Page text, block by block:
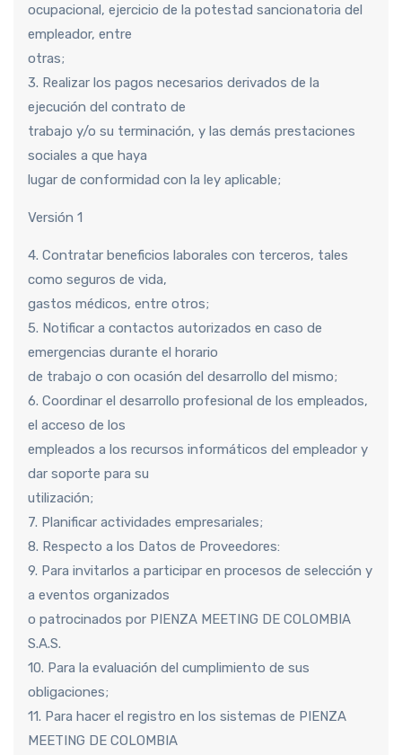
ocupacional, ejercicio de la potestad sancionatoria del
empleador, entre
otras;
3. Realizar los pagos necesarios derivados de la
ejecución del contrato de
trabajo y/o su terminación, y las demás prestaciones
sociales a que haya
lugar de conformidad con la ley aplicable;
Versión 1
4. Contratar beneficios laborales con terceros, tales
como seguros de vida,
gastos médicos, entre otros;
5. Notificar a contactos autorizados en caso de
emergencias durante el horario
de trabajo o con ocasión del desarrollo del mismo;
6. Coordinar el desarrollo profesional de los empleados,
el acceso de los
empleados a los recursos informáticos del empleador y
dar soporte para su
utilización;
7. Planificar actividades empresariales;
8. Respecto a los Datos de Proveedores:
9. Para invitarlos a participar en procesos de selección y
a eventos organizados
o patrocinados por PIENZA MEETING DE COLOMBIA
S.A.S.
10. Para la evaluación del cumplimiento de sus
obligaciones;
11. Para hacer el registro en los sistemas de PIENZA
MEETING DE COLOMBIA